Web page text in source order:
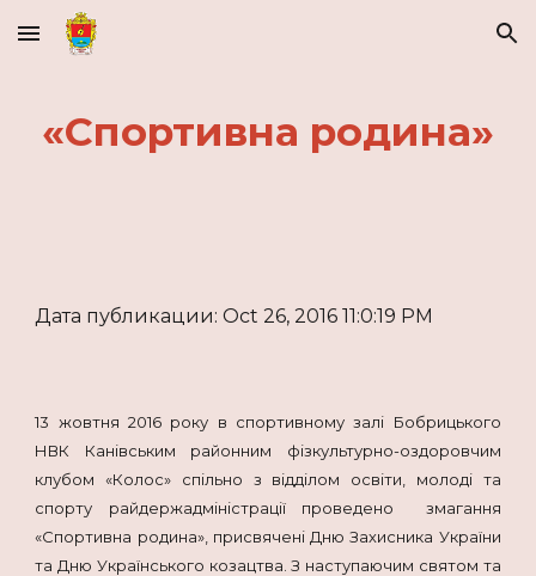
Skip to main content Skip to navigation
«Спортивна родина»
Дата публикации: Oct 26, 2016 11:0:19 PM
13 жовтня 2016 року в спортивному залі Бобрицького
НВК Канівським районним фізкультурно-оздоровчим
клубом «Колос» спільно з відділом освіти, молоді та
спорту райдержадміністрації проведено змагання
«Спортивна родина», присвячені Дню Захисника України
та Дню Українського козацтва. З наступаючим святом та